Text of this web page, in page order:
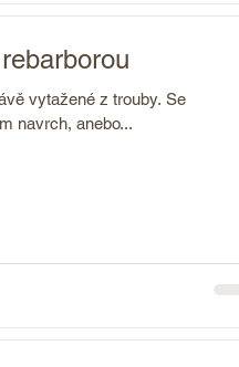
vytažené z trouby. Se
navrch, anebo...